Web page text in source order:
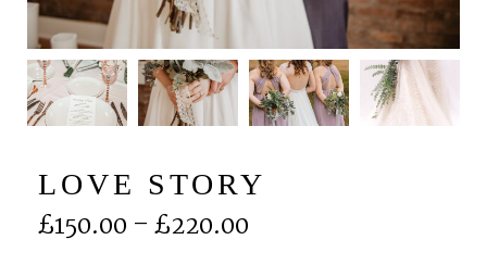
LOVE STORY
£150.00 –£220.00
CONTA T
CO URS ES
SH O P